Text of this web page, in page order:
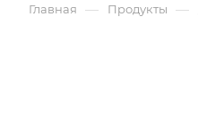
Главная — Продукты —